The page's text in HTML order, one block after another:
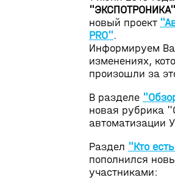
"ЭКСПОТРОНИКА"
новый проект
PRO".
Информируем
изменениях,
произошли за
В разделе
новая рубрика
автоматизации
Раздел "Кто
пополнился
участниками: